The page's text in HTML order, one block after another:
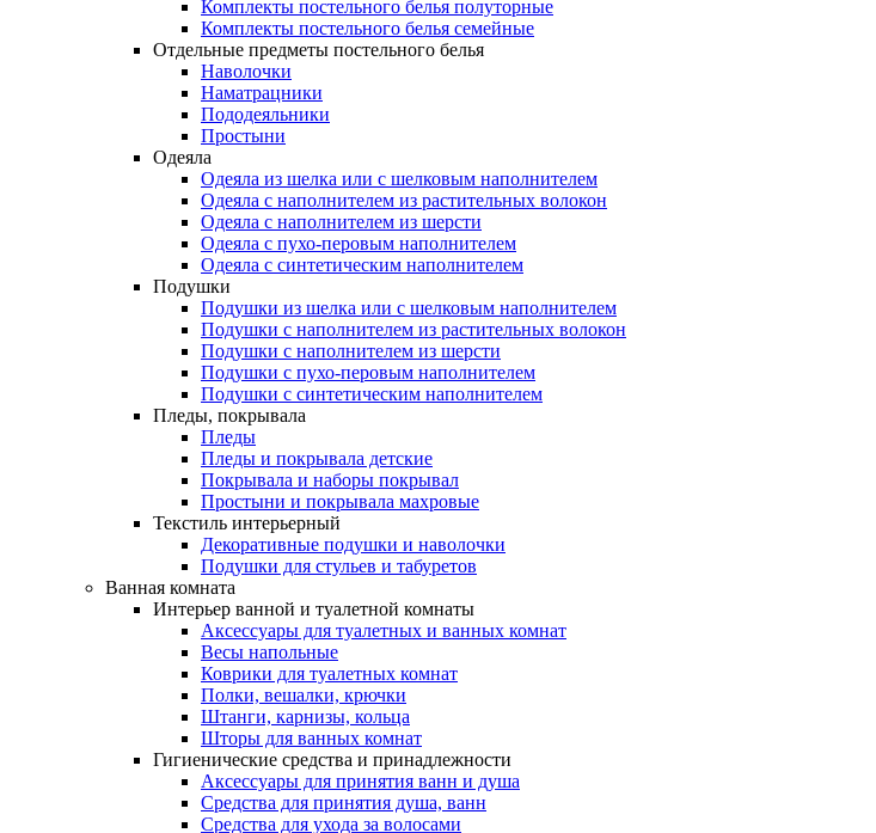
Комплекты постельного белья полуторные
Комплекты постельного белья семейные
Отдельные предметы постельного белья
Наволочки
Наматрацники
Пододеяльники
Простыни
Одеяла
Одеяла из шелка или с шелковым наполнителем
Одеяла с наполнителем из растительных волокон
Одеяла с наполнителем из шерсти
Одеяла с пухо-перовым наполнителем
Одеяла с синтетическим наполнителем
Подушки
Подушки из шелка или с шелковым наполнителем
Подушки с наполнителем из растительных волокон
Подушки с наполнителем из шерсти
Подушки с пухо-перовым наполнителем
Подушки с синтетическим наполнителем
Пледы, покрывала
Пледы
Пледы и покрывала детские
Покрывала и наборы покрывал
Простыни и покрывала махровые
Текстиль интерьерный
Декоративные подушки и наволочки
Подушки для стульев и табуретов
Ванная комната
Интерьер ванной и туалетной комнаты
Аксессуары для туалетных и ванных комнат
Весы напольные
Коврики для туалетных комнат
Полки, вешалки, крючки
Штанги, карнизы, кольца
Шторы для ванных комнат
Гигиенические средства и принадлежности
Аксессуары для принятия ванн и душа
Средства для принятия душа, ванн
Средства для ухода за волосами